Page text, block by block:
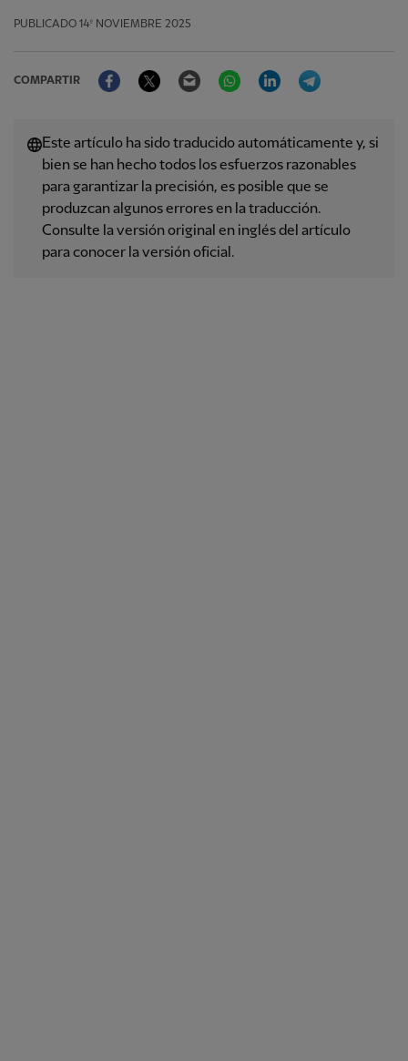
PUBLICADO 14º NOVIEMBRE 2025
COMPARTIR
FacebookTwitter Email WhatsAppLinkedIn
Este artículo ha sido traducido automáticamente y, si
bien se han hecho todos los esfuerzos razonables
para garantizar la precisión, es posible que se
produzcan algunos errores en la traducción.
Consulte la versión original en inglés del artículo
para conocer la versión oficial.